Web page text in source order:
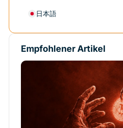
日本語
Empfohlener Artikel